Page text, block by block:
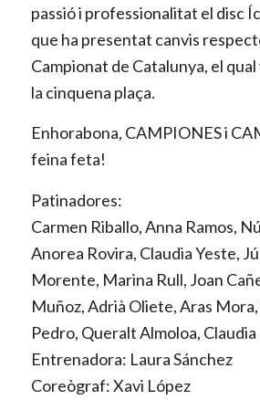
passió i professionalitat el disc
que ha presentat canvis
Campionat de Catalunya, el
la cinquena plaça.
Enhorabona, CAMPIONES i
feina feta!
Patinadores:
Carmen Riballo, Anna Ramos,
Anorea Rovira, Claudia Yeste,
Morente, Marina Rull, Joan
Muñoz, Adrià Oliete, Aras
Pedro, Queralt Almoloa, Claudia
Entrenadora: Laura Sánchez
Coreògraf: Xavi López